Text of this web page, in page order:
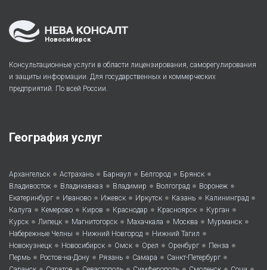
Новосибирск
Консультационные услуги в области лицензирования, саморегулирования
и защиты информации. Для государственных и коммерческих
предприятий. По всей России.
География услуг
Архангельск • Астрахань • Барнаул • Белгород • Брянск •
Владивосток • Владикавказ • Владимир • Волгоград • Воронеж •
Екатеринбург • Иваново • Ижевск • Иркутск • Казань • Калининград •
Калуга • Кемерово • Киров • Краснодар • Красноярск • Курган •
Курск • Липецк • Магнитогорск • Махачкала • Москва • Мурманск •
Набережные Челны • Нижний Новгород • Нижний Тагил •
Новокузнецк • Новосибирск • Омск • Орел • Оренбург • Пенза •
Пермь • Ростов-на-Дону • Рязань • Самара • Санкт-Петербург •